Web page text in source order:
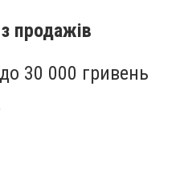
продажів
30 000 гривень